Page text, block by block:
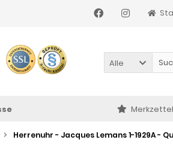
Alle
Merkzettel
Herrenuhr - Jacques Lemans 1-1929A -